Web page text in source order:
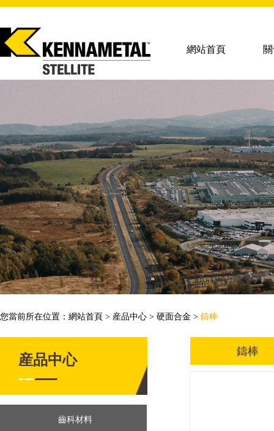
網站首頁
您當前所在位置： 網站首頁 > 産品中心 > 硬面合金 > 鑄棒
鑄棒
産品中心
齒科材料